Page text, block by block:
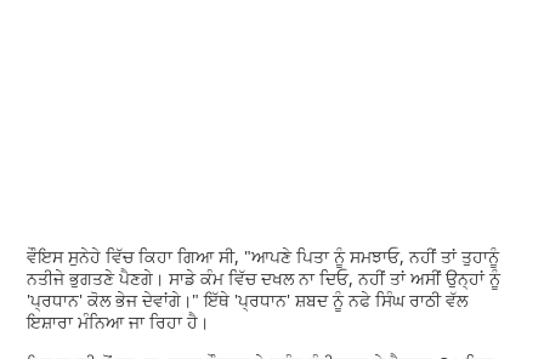
ਵੌਇਸ ਸੁਨੇਹੇ ਵਿੱਚ ਕਿਹਾ ਗਿਆ ਸੀ, "ਆਪਣੇ ਪਿਤਾ ਨੂੰ ਸਮਝਾਓ, ਨਹੀਂ ਤਾਂ ਤੁਹਾਨੂੰ
ਨਤੀਜੇ ਭੁਗਤਣੇ ਪੈਣਗੇ। ਸਾਡੇ ਕੰਮ ਵਿੱਚ ਦਖਲ ਨਾ ਦਿਓ, ਨਹੀਂ ਤਾਂ ਅਸੀਂ ਉਨ੍ਹਾਂ ਨੂੰ
'ਪ੍ਰਧਾਨ' ਕੋਲ ਭੇਜ ਦੇਵਾਂਗੇ।" ਇੱਥੇ 'ਪ੍ਰਧਾਨ' ਸ਼ਬਦ ਨੂੰ ਨਫੇ ਸਿੰਘ ਰਾਠੀ ਵੱਲ
ਇਸ਼ਾਰਾ ਮੰਨਿਆ ਜਾ ਰਿਹਾ ਹੈ।